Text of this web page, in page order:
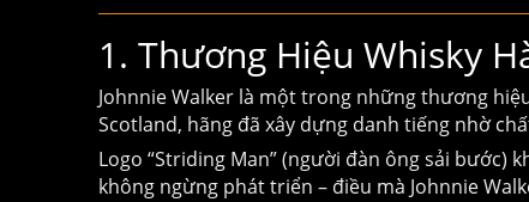
1. Thương Hiệu Whisky
Johnnie Walker là một trong những thương
Scotland, hãng đã xây dựng danh tiếng nhờ
Logo “Striding Man” (người đàn ông sải
không ngừng phát triển – điều mà Johnnie